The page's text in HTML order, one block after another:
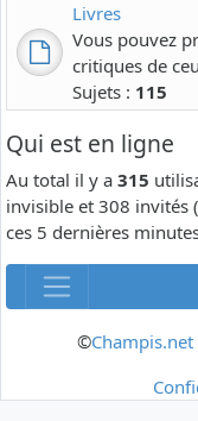
Livres
Vous pouvez
critiques de
Sujets : 115
Qui est en ligne
Au total il y a 315
invisible et 308 invités
ces 5 dernières
©Champis.net